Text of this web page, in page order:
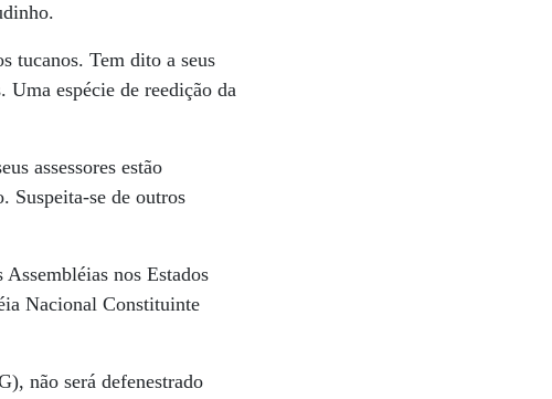
tucanos. Tem dito a seus
Uma espécie de reedição da
assessores estão
Suspeita-se de outros
nos Estados
Nacional Constituinte
não será defenestrado